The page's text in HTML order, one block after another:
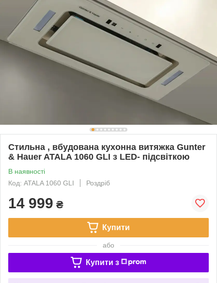
Стильна , вбудована кухонна витяжка Gunter
& Hauer ATALA 1060 GLI з LED- підсвіткою
В наявності
Код: ATALA 1060 GLI
Роздріб
14 999 ₴
Купити
або
Купити з